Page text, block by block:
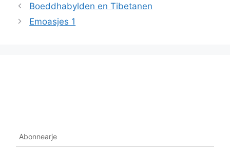
Boeddhabylden en Tibetanen
Emoasjes 1
Abonnearje